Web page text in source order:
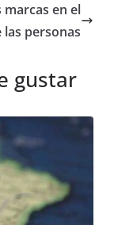
marcas en el
personas
gustar